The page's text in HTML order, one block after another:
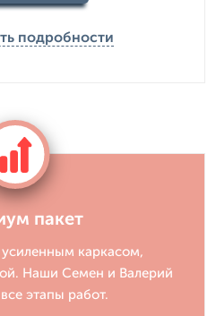
подробности
пакет
каркасом,
Наши Семен и Валерий
этапы работ.